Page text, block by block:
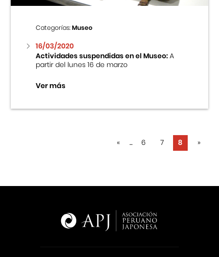
Categorías:Museo
16/03/2020
Actividades suspendidas en el Museo:A
partir del lunes 16 de marzo
Ver más
« ... 6 7 8 »